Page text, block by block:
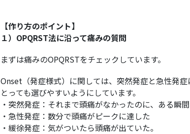
【作り方のポイント】
１）OPQRST法に沿って痛みの質問
まずは痛みのOPQRSTをチェックしています。
Onset（発症様式）に関しては、突然発症と急性発
とっても選びやすいようにしています。
・突然発症：それまで頭痛がなかったのに、ある瞬
・急性発症：数分で頭痛がピークに達した
・緩徐発症：気がついたら頭痛が出ていた。